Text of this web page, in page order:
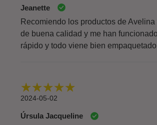
Jeanette
Recomiendo los productos de Avelina
de buena calidad y me han
rápido y todo viene bien
2024-05-02
Úrsula Jacqueline